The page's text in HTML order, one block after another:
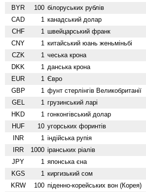
BYR 100 білоруських рублів
CAD 1 канадський долар
CHF 1 швейцарський франк
CNY 1 китайський юань женьмiньбi
CZK 1 чеська крона
DKK 1 данська крона
EUR 1 Євро
GBP 1 фунт стерлінгів Велико­британії
GEL 1 грузинський ларі
HKD 1 гонконгівський долар
HUF 10 угорських форинтів
INR 1 індійська рупія
IRR 1000 іранських ріалів
JPY 1 японська єна
KGS 1 киргизький сом
KRW 100 піденно-корейських вон (Корея)